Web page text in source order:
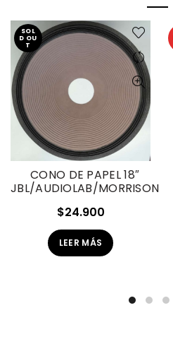
SOL
D OU
T
CONO DE PAPEL 18″
JBL/AUDIOLAB/MORRISON
$24.900
LEER MÁS